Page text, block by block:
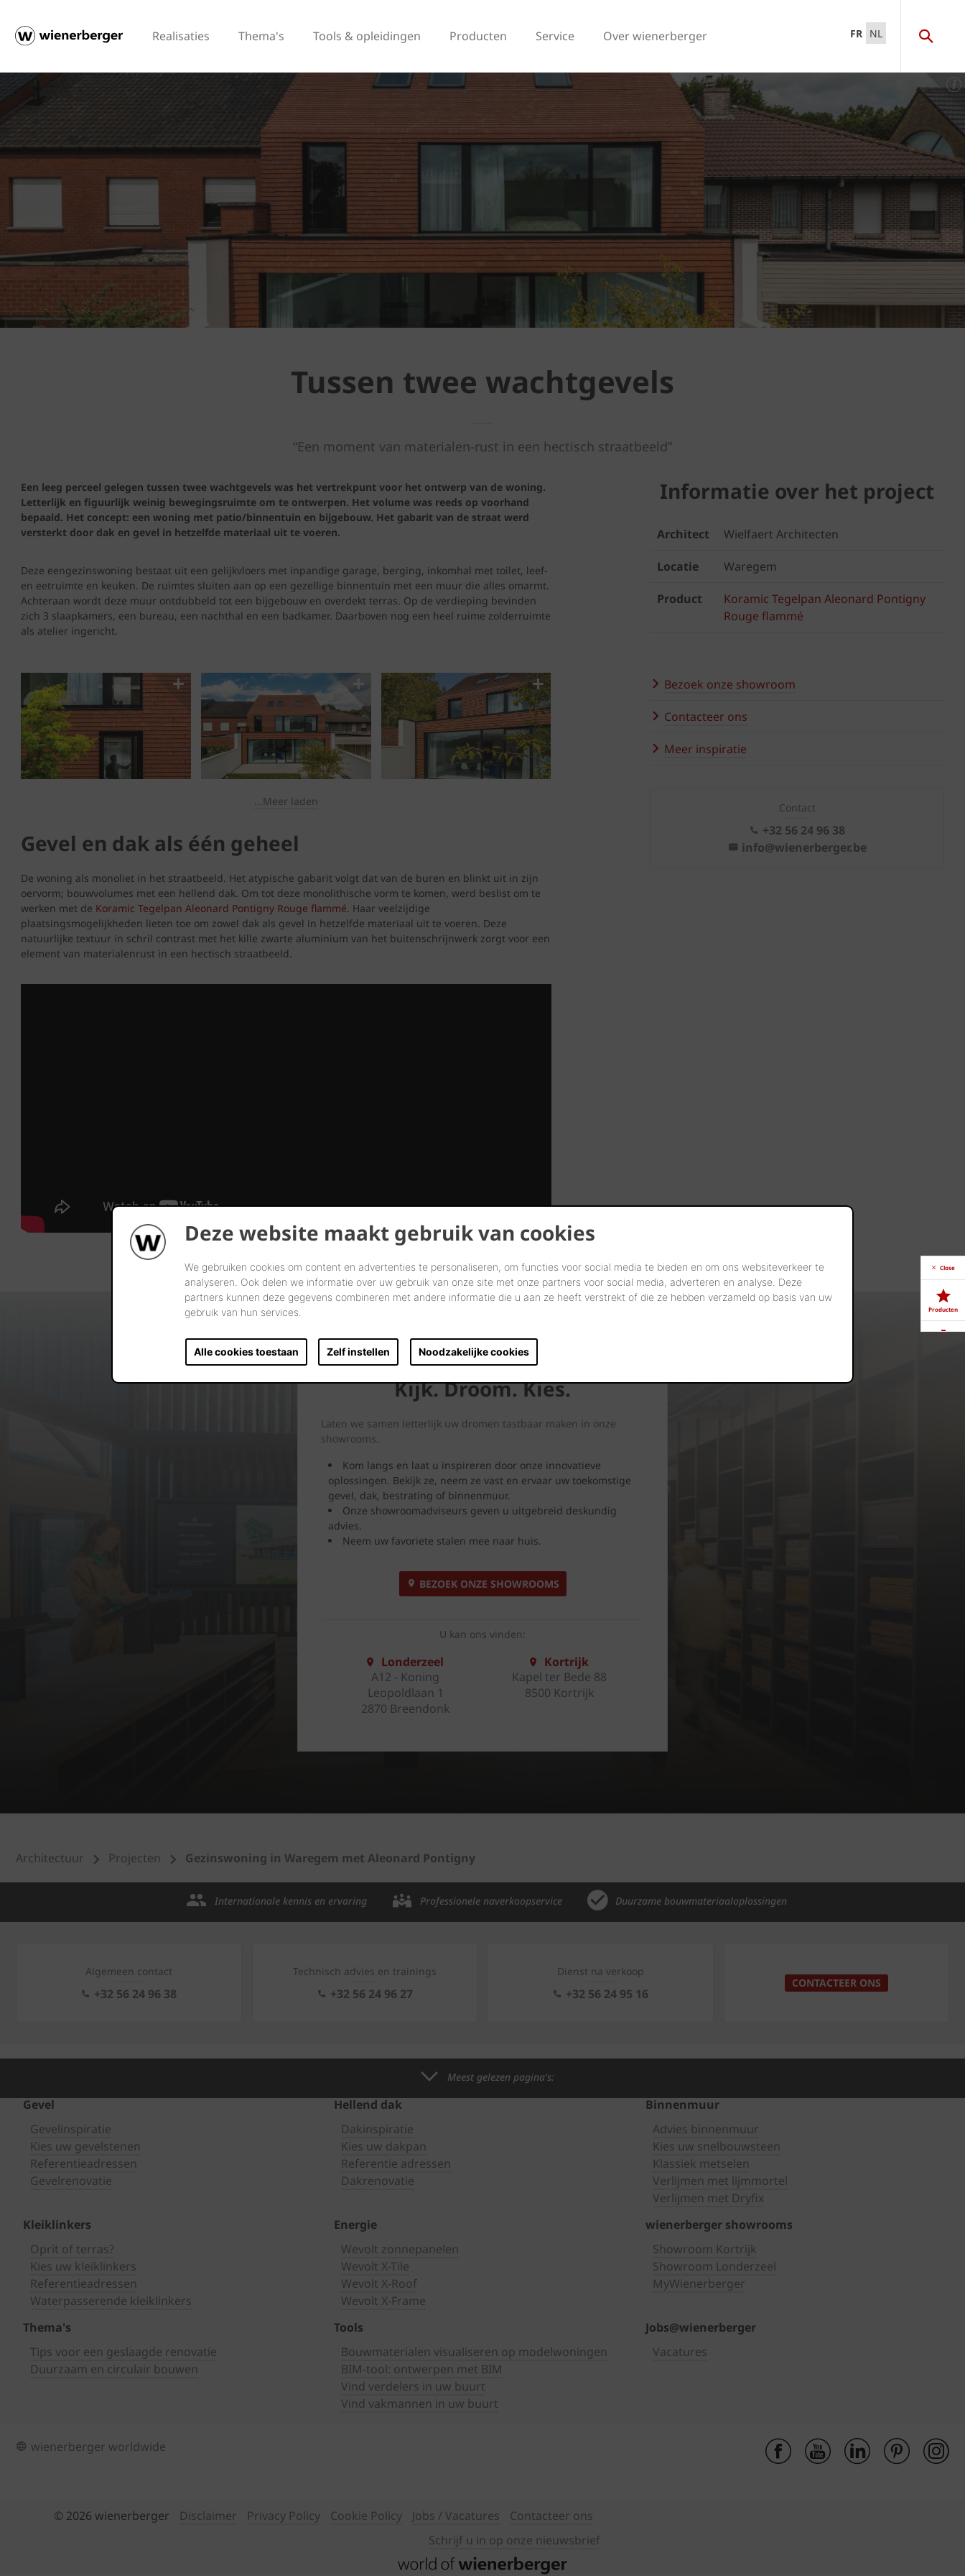
Deze website maakt gebruik van cookies
We gebruiken cookies om content en advertenties te personaliseren, om functies voor social media te bieden en om ons websiteverkeer te
analyseren. Ook delen we informatie over uw gebruik van onze site met onze partners voor social media, adverteren en analyse. Deze
partners kunnen deze gegevens combineren met andere informatie die u aan ze heeft verstrekt of die ze hebben verzameld op basis van uw
gebruik van hun services.
Alle cookies toestaan Zelf instellen Noodzakelijke cookies
Realisaties Thema's Tools & opleidingen Producten Service Over wienerberger FR NL
Tussen twee wachtgevels
“Een moment van materialen-rust in een hectisch straatbeeld”
Een leeg perceel gelegen tussen twee wachtgevels was het vertrekpunt voor het ontwerp van de woning.
Letterlijk en figuurlijk weinig bewegingsruimte om te ontwerpen. Het volume was reeds op voorhand
bepaald. Het concept: een woning met patio/binnentuin en bijgebouw. Het gabarit van de straat werd
versterkt door dak en gevel in hetzelfde materiaal uit te voeren.
Deze eengezinswoning bestaat uit een gelijkvloers met inpandige garage, berging, inkomhal met toilet, leef-
en eetruimte en keuken. De ruimtes sluiten aan op een gezellige binnentuin met een muur die alles omarmt.
Achteraan wordt deze muur ontdubbeld tot een bijgebouw en overdekt terras. Op de verdieping bevinden
zich 3 slaapkamers, een bureau, een nachthal en een badkamer. Daarboven nog een heel ruime zolderruimte
als atelier ingericht.
...Meer laden
Gevel en dak als één geheel
De woning als monoliet in het straatbeeld. Het atypische gabarit volgt dat van de buren en blinkt uit in zijn
oervorm; bouwvolumes met een hellend dak. Om tot deze monolithische vorm te komen, werd beslist om te
werken met de Koramic Tegelpan Aleonard Pontigny Rouge flammé. Haar veelzijdige
plaatsingsmogelijkheden lieten toe om zowel dak als gevel in hetzelfde materiaal uit te voeren. Deze
natuurlijke textuur in schril contrast met het kille zwarte aluminium van het buitenschrijnwerk zorgt voor een
element van materialenrust in een hectisch straatbeeld.
Informatie over het project
Architect Wielfaert Architecten
Locatie Waregem
Product
Koramic Tegelpan Aleonard Pontigny
Rouge flammé
Bezoek onze showroom
Contacteer ons
Meer inspiratie
Contact
+32 56 24 96 38
info@wienerberger.be
Kijk. Droom. Kies.
Laten we samen letterlijk uw dromen tastbaar maken in onze
showrooms.
Kom langs en laat u inspireren door onze innovatieve
oplossingen. Bekijk ze, neem ze vast en ervaar uw toekomstige
gevel, dak, bestrating of binnenmuur.
Onze showroomadviseurs geven u uitgebreid deskundig
advies.
Neem uw favoriete stalen mee naar huis.
BEZOEK ONZE SHOWROOMS
U kan ons vinden:
Londerzeel
A12 - Koning
Leopoldlaan 1
2870 Breendonk
Kortrijk
Kapel ter Bede 88
8500 Kortrijk
Close
Producten
Architectuur Projecten Gezinswoning in Waregem met Aleonard Pontigny
Internationale kennis en ervaring Professionele naverkoopservice Duurzame bouwmateriaaloplossingen
Algemeen contact
+32 56 24 96 38
Technisch advies en trainings
+32 56 24 96 27
Dienst na verkoop
+32 56 24 95 16
CONTACTEER ONS
Meest gelezen pagina's:
Gevel
Gevelinspiratie
Kies uw gevelstenen
Referentieadressen
Gevelrenovatie
Hellend dak
Dakinspiratie
Kies uw dakpan
Referentie adressen
Dakrenovatie
Binnenmuur
Advies binnenmuur
Kies uw snelbouwsteen
Klassiek metselen
Verlijmen met lijmmortel
Verlijmen met Dryfix
Kleiklinkers
Oprit of terras?
Kies uw kleiklinkers
Referentieadressen
Waterpasserende kleiklinkers
Energie
Wevolt zonnepanelen
Wevolt X-Tile
Wevolt X-Roof
Wevolt X-Frame
wienerberger showrooms
Showroom Kortrijk
Showroom Londerzeel
MyWienerberger
Thema's
Tips voor een geslaagde renovatie
Duurzaam en circulair bouwen
Tools
Bouwmaterialen visualiseren op modelwoningen
BIM-tool: ontwerpen met BIM
Vind verdelers in uw buurt
Vind vakmannen in uw buurt
Jobs@wienerberger
Vacatures
wienerberger worldwide
© 2026 wienerberger Disclaimer Privacy Policy Cookie Policy Jobs / Vacatures
Contacteer ons
Schrijf u in op onze nieuwsbrief